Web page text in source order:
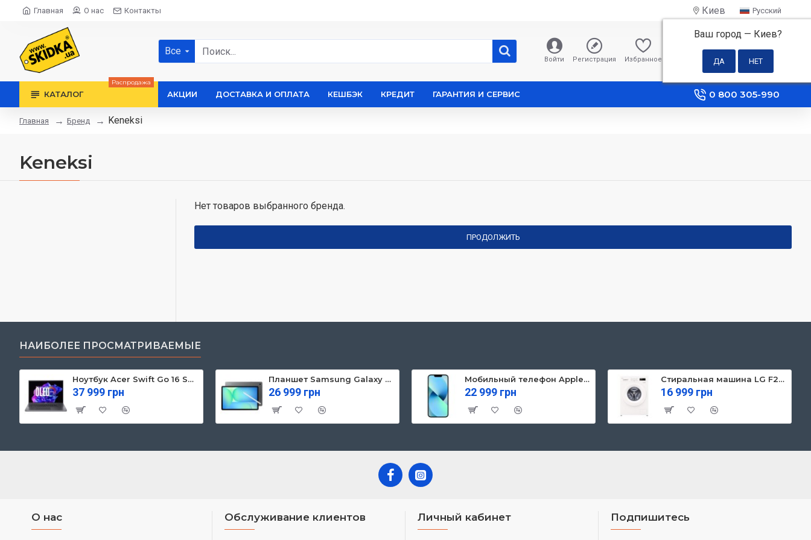
Главная О нас Контакты Киев
Ваш город — Киев?
Русский
Все
Войти Регистрация Избранное
0 грн
КАТАЛОГ
Распродажа
АКЦИИ ДОСТАВКА И ОПЛАТА КЕШБЭК КРЕДИТ ГАРАНТИЯ И СЕРВИС 0 800 305-990
Главная Бренд Keneksi
Keneksi
Нет товаров выбранного бренда.
ПРОДОЛЖИТЬ
НАИБОЛЕЕ ПРОСМАТРИВАЕМЫЕ
Ноутбук Acer Swift Go 16 SFG16-71 (NX.KVZEU.003)
37 999 грн
Планшет Samsung Galaxy Tab S10 FE 5G 8/128GB Gray (SM-X526BZAREUC)
26 999 грн
Мобильный телефон Apple iPhone 13 128GB Starlight (MLPG3)
22 999 грн
Стиральная машина LG F2Y1NS3W
16 999 грн
О нас Обслуживание клиентов Личный кабинет Подпишитесь